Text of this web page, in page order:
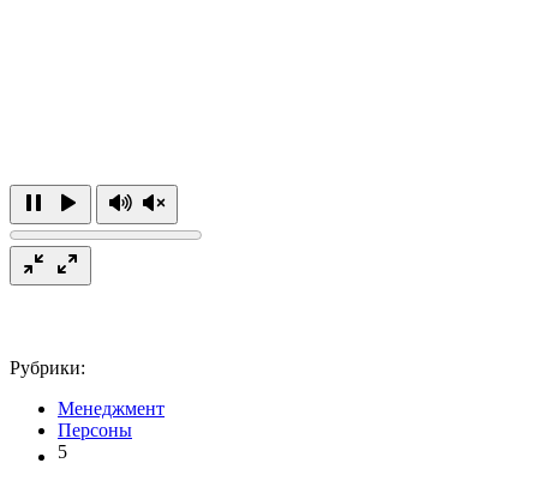
Рубрики:
Менеджмент
Персоны
5